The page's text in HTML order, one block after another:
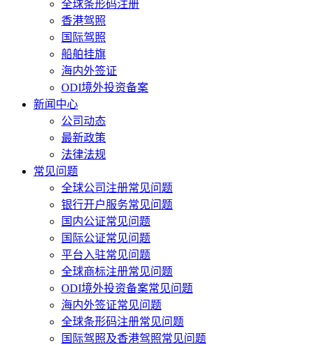
全球条形码注册
香港驾照
国际驾照
船舶挂旗
海内外签证
ODI境外投资备案
新闻中心
公司动态
最新政策
法律法规
常见问题
全球公司注册常见问题
银行开户服务常见问题
国内公证常见问题
国际公证常见问题
平台入驻常见问题
全球商标注册常见问题
ODI境外投资备案常见问题
海内外签证常见问题
全球条形码注册常见问题
国际驾照及香港驾照常见问题